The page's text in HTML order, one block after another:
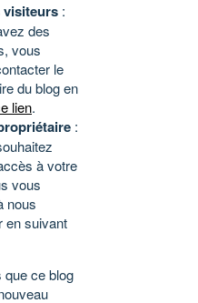
visiteurs :
des
vous
le
du blog en
lien.
:
à votre
vous
nous
en suivant
que ce blog